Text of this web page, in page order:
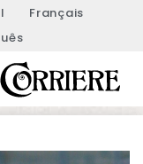
Français